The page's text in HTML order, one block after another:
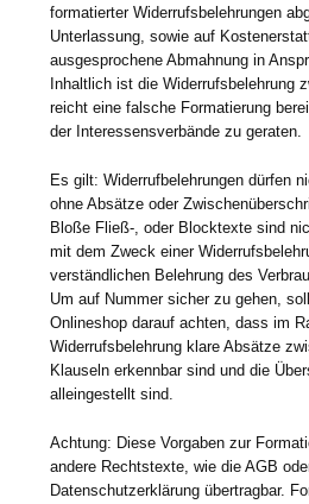
formatierter Widerrufsbelehrungen
Unterlassung, sowie auf
ausgesprochene Abmahnung in
Inhaltlich ist die Widerrufsbelehrung
reicht eine falsche Formatierung
der Interessensverbände zu geraten.
Es gilt: Widerrufbelehrungen dürfen
ohne Absätze oder
Bloße Fließ-, oder Blocktexte sind
mit dem Zweck einer
verständlichen Belehrung des
Um auf Nummer sicher zu gehen,
Onlineshop darauf achten, dass im
Widerrufsbelehrung klare Absätze
Klauseln erkennbar sind und die
alleingestellt sind.
Achtung: Diese Vorgaben zur
andere Rechtstexte, wie die AGB
Datenschutzerklärung übertragbar.